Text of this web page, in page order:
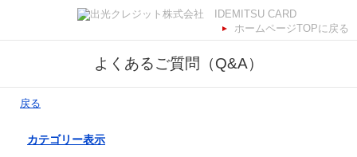
ホームページTOPに戻る
よくあるご質問（Q&A）
戻る
カテゴリー表示